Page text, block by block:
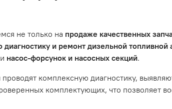
на следующие случаи:
срок.
материалом, который подвержен
свечи зажигания и т.д.
ДТП, неправильной установкой или
не только на продаже качественных
и ремонт дизельной топливной
насос-форсунок и насосных секций.
комплексную диагностику,
комплектующих, что позволяет